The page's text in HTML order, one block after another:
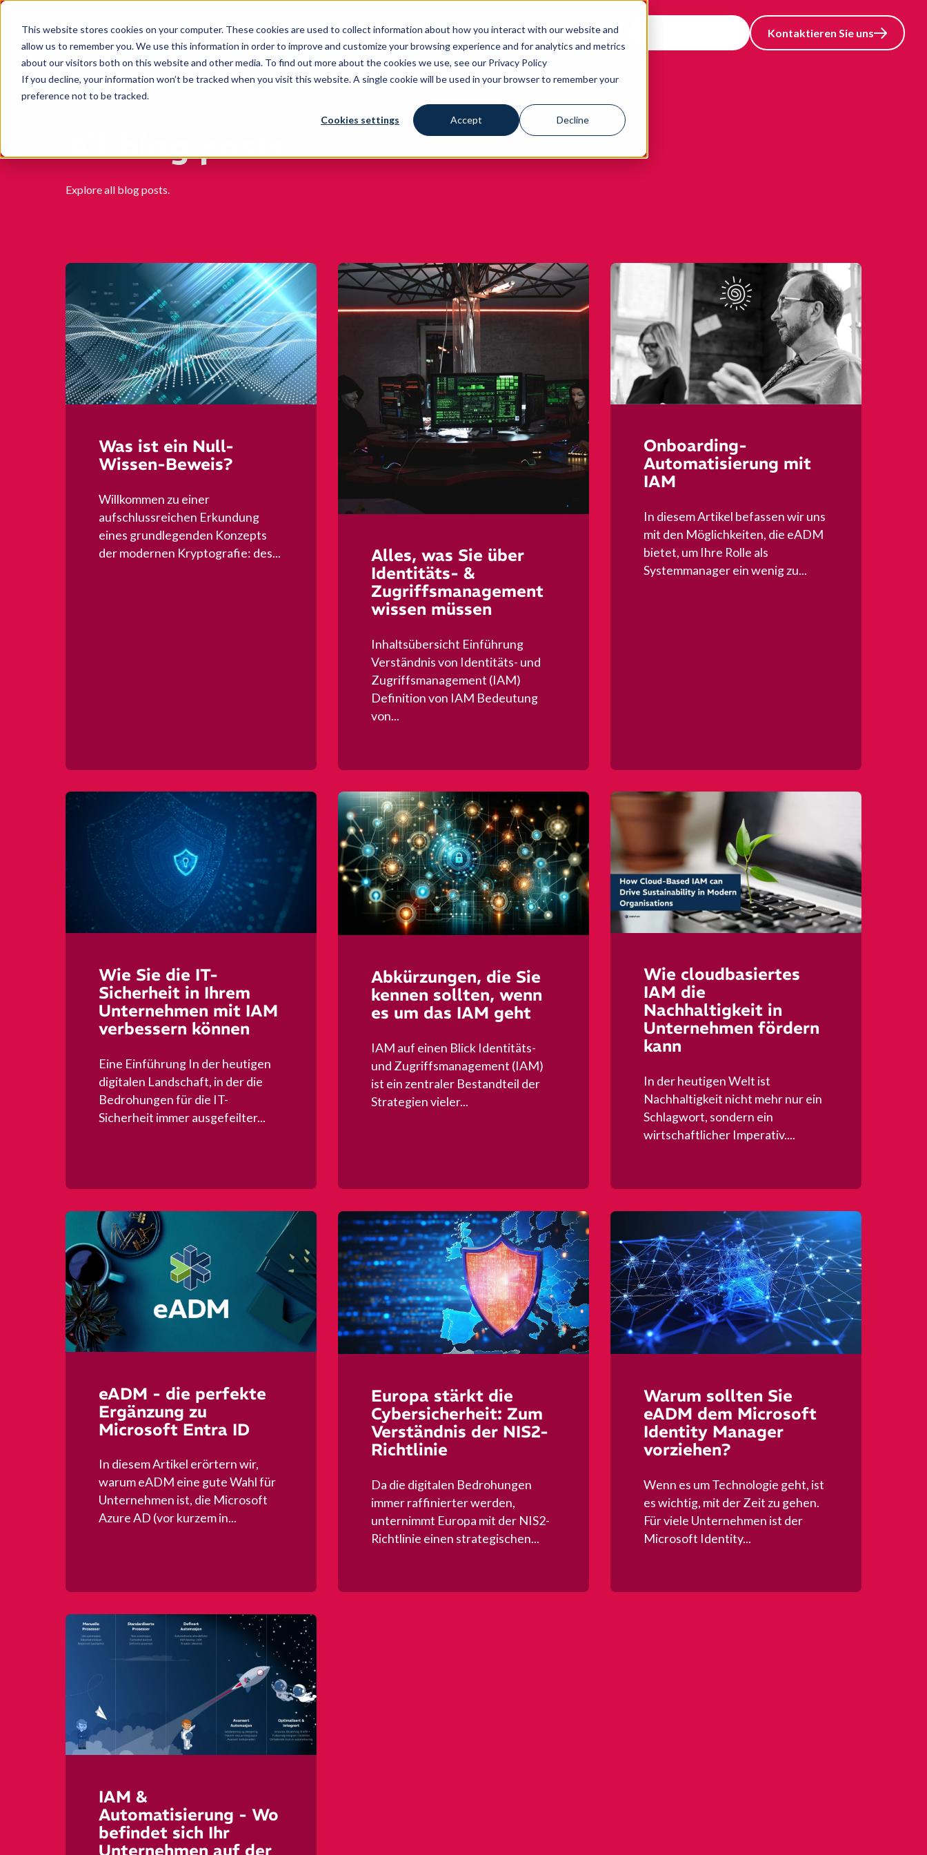
This website stores cookies on your computer. These cookies are used to collect information about how you interact with our website and
allow us to remember you. We use this information in order to improve and customize your browsing experience and for analytics and metrics
about our visitors both on this website and other media. To find out more about the cookies we use, see our Privacy Policy
If you decline, your information won’t be tracked when you visit this website. A single cookie will be used in your browser to remember your
preference not to be tracked.
Cookies settings Accept Decline
Produkte Unterstützung Ressourcen Login Über uns
Language
Kontaktieren Sie uns
All blog posts
Explore all blog posts.
Was ist ein Null-
Wissen-Beweis?
Willkommen zu einer
aufschlussreichen Erkundung
eines grundlegenden Konzepts
der modernen Kryptografie: des...
Alles, was Sie über
Identitäts- &
Zugriffsmanagement
wissen müssen
Inhaltsübersicht Einführung
Verständnis von Identitäts- und
Zugriffsmanagement (IAM)
Definition von IAM Bedeutung
von...
Onboarding-
Automatisierung mit
IAM
In diesem Artikel befassen wir uns
mit den Möglichkeiten, die eADM
bietet, um Ihre Rolle als
Systemmanager ein wenig zu...
Wie Sie die IT-
Sicherheit in Ihrem
Unternehmen mit IAM
verbessern können
Eine Einführung In der heutigen
digitalen Landschaft, in der die
Bedrohungen für die IT-
Sicherheit immer ausgefeilter...
Abkürzungen, die Sie
kennen sollten, wenn
es um das IAM geht
IAM auf einen Blick Identitäts-
und Zugriffsmanagement (IAM)
ist ein zentraler Bestandteil der
Strategien vieler...
Wie cloudbasiertes
IAM die
Nachhaltigkeit in
Unternehmen fördern
kann
In der heutigen Welt ist
Nachhaltigkeit nicht mehr nur ein
Schlagwort, sondern ein
wirtschaftlicher Imperativ....
eADM - die perfekte
Ergänzung zu
Microsoft Entra ID
In diesem Artikel erörtern wir,
warum eADM eine gute Wahl für
Unternehmen ist, die Microsoft
Azure AD (vor kurzem in...
Europa stärkt die
Cybersicherheit: Zum
Verständnis der NIS2-
Richtlinie
Da die digitalen Bedrohungen
immer raffinierter werden,
unternimmt Europa mit der NIS2-
Richtlinie einen strategischen...
Warum sollten Sie
eADM dem Microsoft
Identity Manager
vorziehen?
Wenn es um Technologie geht, ist
es wichtig, mit der Zeit zu gehen.
Für viele Unternehmen ist der
Microsoft Identity...
IAM &
Automatisierung - Wo
befindet sich Ihr
Unternehmen auf der